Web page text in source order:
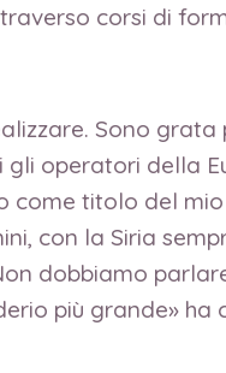
corsi di
Sono
operatori della
titolo del
con la Siria
dobbiamo
più grande» ha